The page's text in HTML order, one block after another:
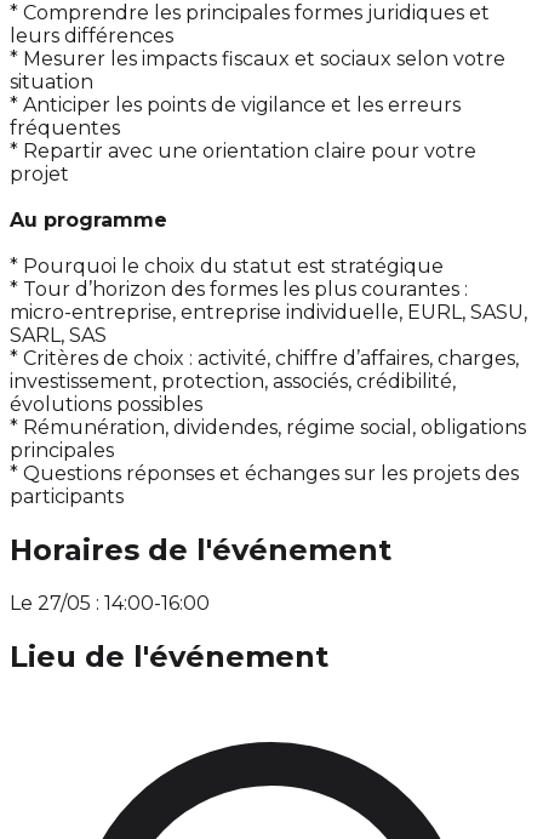
* Comprendre les principales formes juridiques et
leurs différences
* Mesurer les impacts fiscaux et sociaux selon votre
situation
* Anticiper les points de vigilance et les erreurs
fréquentes
* Repartir avec une orientation claire pour votre
projet
Au programme
* Pourquoi le choix du statut est stratégique
* Tour d’horizon des formes les plus courantes :
micro-entreprise, entreprise individuelle, EURL, SASU,
SARL, SAS
* Critères de choix : activité, chiffre d’affaires, charges,
investissement, protection, associés, crédibilité,
évolutions possibles
* Rémunération, dividendes, régime social, obligations
principales
* Questions réponses et échanges sur les projets des
participants
Horaires de l'événement
Le 27/05 : 14:00-16:00
Lieu de l'événement